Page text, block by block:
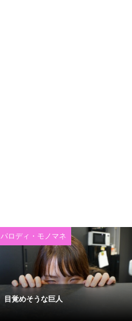
パロディ・モノマネ
目覚めそうな巨人